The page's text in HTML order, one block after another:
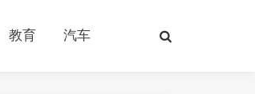
教育 汽车